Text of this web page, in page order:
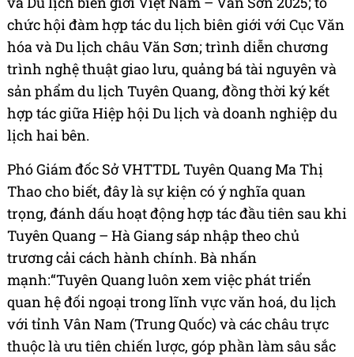
chức hội đàm hợp tác du lịch biên giới với Cục Văn
hóa và Du lịch châu Văn Sơn; trình diễn chương
trình nghệ thuật giao lưu, quảng bá tài nguyên và
sản phẩm du lịch Tuyên Quang, đồng thời ký kết
hợp tác giữa Hiệp hội Du lịch và doanh nghiệp du
lịch hai bên.
Phó Giám đốc Sở VHTTDL Tuyên Quang Ma Thị
Thao cho biết, đây là sự kiện có ý nghĩa quan
trọng, đánh dấu hoạt động hợp tác đầu tiên sau khi
Tuyên Quang – Hà Giang sáp nhập theo chủ
trương cải cách hành chính. Bà nhấn
mạnh:“Tuyên Quang luôn xem việc phát triển
quan hệ đối ngoại trong lĩnh vực văn hoá, du lịch
với tỉnh Vân Nam (Trung Quốc) và các châu trực
thuộc là ưu tiên chiến lược, góp phần làm sâu sắc